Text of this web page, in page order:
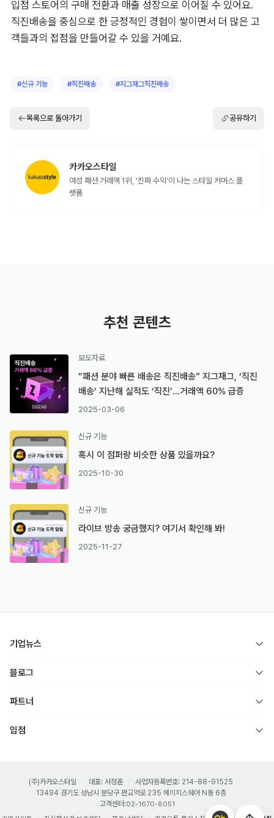
입점 스토어의 구매 전환과 매출 성장으로 이어질 수 있어요.
직진배송을 중심으로 한 긍정적인 경험이 쌓이면서 더 많은 고
객들과의 접점을 만들어갈 수 있을 거예요.
#신규 기능 #직진배송 #지그재그직진배송
목록으로 돌아가기 공유하기
카카오스타일
여성 패션 거래액 1위, '진짜 수익'이 나는 스타일 커머스 플
랫폼
추천 콘텐츠
보도자료
“패션 분야 빠른 배송은 직진배송” 지그재그, ‘직진
배송’ 지난해 실적도 ‘직진’…거래액 60% 급증
2025-03-06
신규 기능
혹시 이 점퍼랑 비슷한 상품 있을까요?
2025-10-30
신규 기능
라이브 방송 궁금했지? 여기서 확인해 봐!
2025-11-27
기업뉴스
블로그
파트너
입점
(주)카카오스타일 대표: 서정훈
사업자등록번호: 214-88-91525
13494 경기도 성남시 분당구 판교역로 235 에이치스퀘어 N동 6층
고객센터:02-1670-8051